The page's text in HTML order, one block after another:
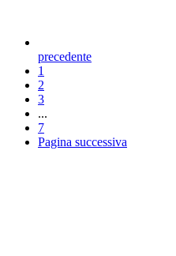
precedente
1
2
3
...
7
Pagina successiva